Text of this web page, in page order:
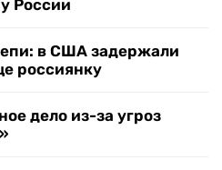
России
в США задержали
россиянку
дело из-за угроз